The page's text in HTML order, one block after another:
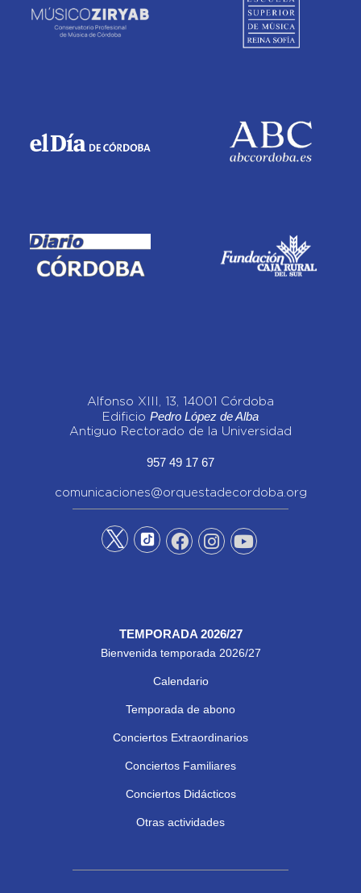
Alfonso XIII, 13, 14001 Córdoba
Edificio Pedro López de Alba
Antiguo Rectorado de la Universidad
957 49 17 67
comunicaciones@orquestadecordoba.org
TEMPORADA 2026/27
Bienvenida temporada 2026/27
Calendario
Temporada de abono
Conciertos Extraordinarios
Conciertos Familiares
Conciertos Didácticos
Otras actividades